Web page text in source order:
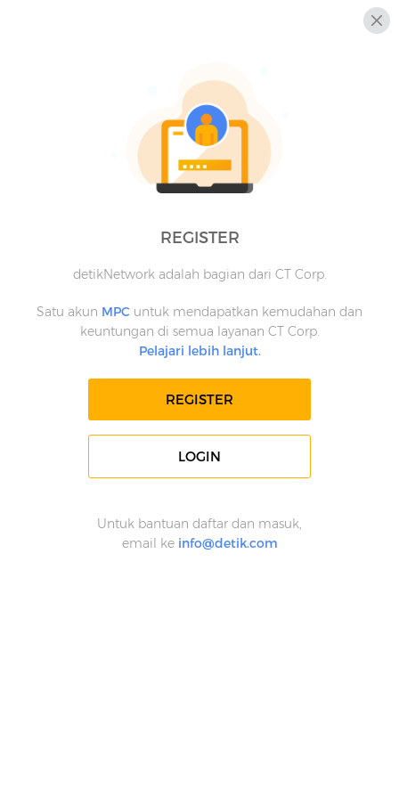
REGISTER
detikNetwork adalah bagian dari CT Corp.
Satu akun MPC untuk mendapatkan kemudahan dan
keuntungan di semua layanan CT Corp.
Pelajari lebih lanjut.
REGISTER
LOGIN
Untuk bantuan daftar dan masuk,
email ke info@detik.com